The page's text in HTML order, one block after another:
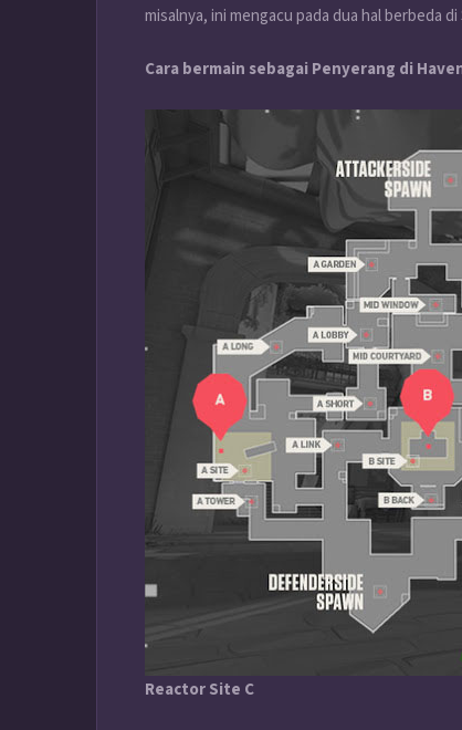
misalnya, ini mengacu pada dua hal berbeda
Cara bermain sebagai Penyerang di
Reactor Site C